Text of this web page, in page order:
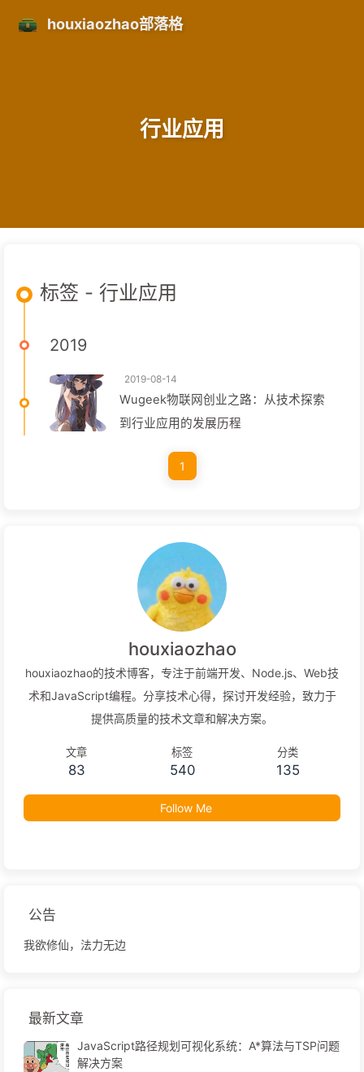
houxiaozhao部落格
行业应用
标签 - 行业应用
2019
2019-08-14
Wugeek物联网创业之路：从技术探索
到行业应用的发展历程
1
houxiaozhao
houxiaozhao的技术博客，专注于前端开发、Node.js、Web技
术和JavaScript编程。分享技术心得，探讨开发经验，致力于
提供高质量的技术文章和解决方案。
文章
83
标签
540
分类
135
Follow Me
公告
我欲修仙，法力无边
最新文章
JavaScript路径规划可视化系统：A*算法与TSP问题
解决方案